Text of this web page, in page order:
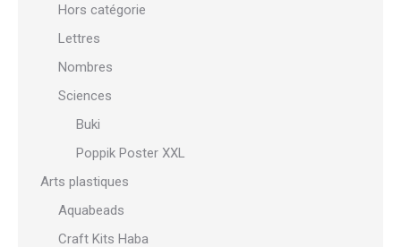
Hors catégorie
Lettres
Nombres
Sciences
Buki
Poppik Poster XXL
Arts plastiques
Aquabeads
Craft Kits Haba